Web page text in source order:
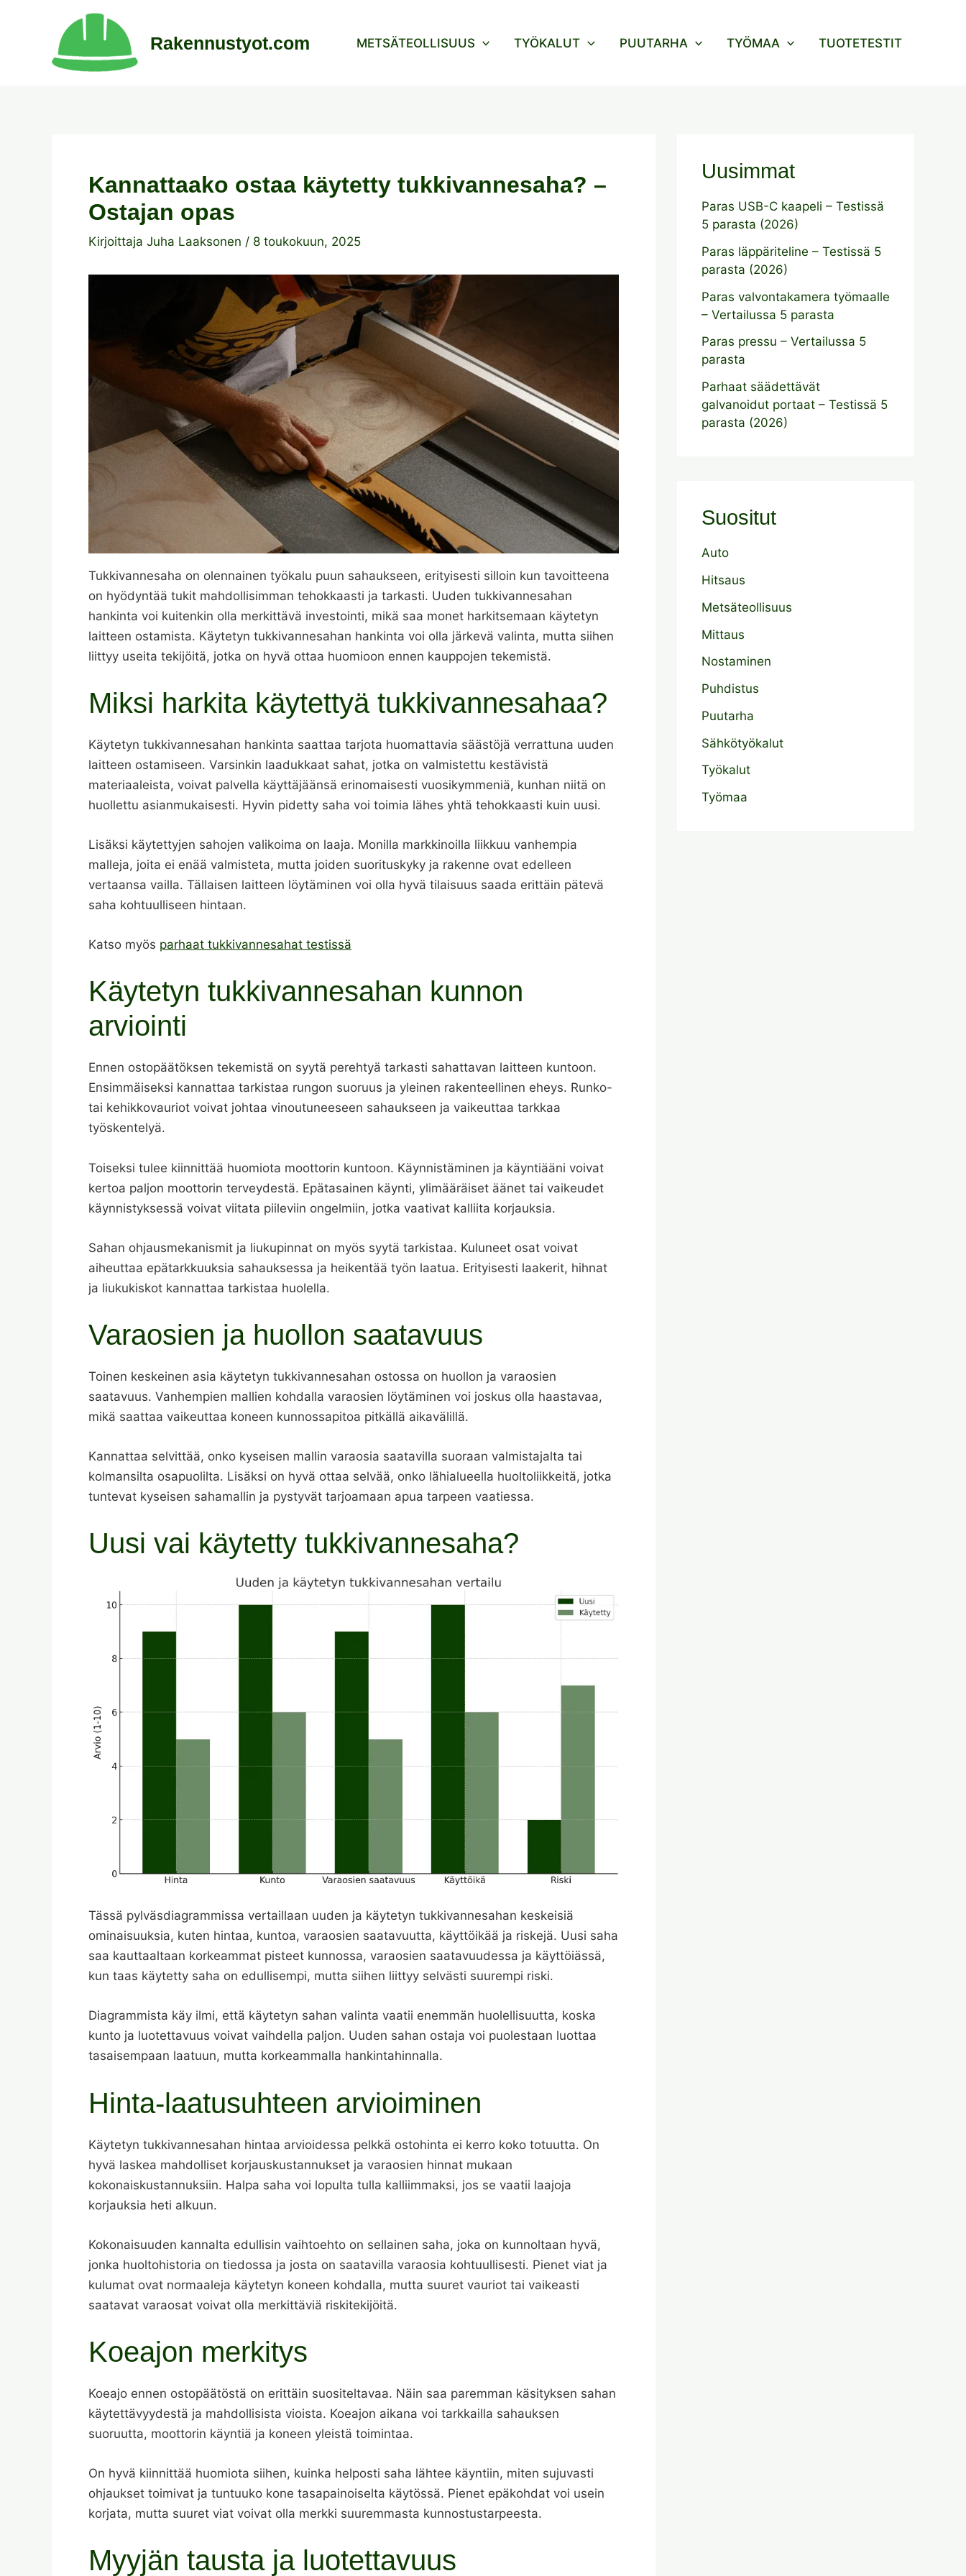
Rakennustyot.com METSÄTEOLLISUUS TYÖKALUT PUUTARHA TYÖMAA TUOTETESTIT
Kannattaako ostaa käytetty tukkivannesaha? –
Ostajan opas
Kirjoittaja Juha Laaksonen / 8 toukokuun, 2025
Tukkivannesaha on olennainen työkalu puun sahaukseen, erityisesti silloin kun tavoitteena
on hyödyntää tukit mahdollisimman tehokkaasti ja tarkasti. Uuden tukkivannesahan
hankinta voi kuitenkin olla merkittävä investointi, mikä saa monet harkitsemaan käytetyn
laitteen ostamista. Käytetyn tukkivannesahan hankinta voi olla järkevä valinta, mutta siihen
liittyy useita tekijöitä, jotka on hyvä ottaa huomioon ennen kauppojen tekemistä.
Miksi harkita käytettyä tukkivannesahaa?
Käytetyn tukkivannesahan hankinta saattaa tarjota huomattavia säästöjä verrattuna uuden
laitteen ostamiseen. Varsinkin laadukkaat sahat, jotka on valmistettu kestävistä
materiaaleista, voivat palvella käyttäjäänsä erinomaisesti vuosikymmeniä, kunhan niitä on
huollettu asianmukaisesti. Hyvin pidetty saha voi toimia lähes yhtä tehokkaasti kuin uusi.
Lisäksi käytettyjen sahojen valikoima on laaja. Monilla markkinoilla liikkuu vanhempia
malleja, joita ei enää valmisteta, mutta joiden suorituskyky ja rakenne ovat edelleen
vertaansa vailla. Tällaisen laitteen löytäminen voi olla hyvä tilaisuus saada erittäin pätevä
saha kohtuulliseen hintaan.
Katso myös parhaat tukkivannesahat testissä
Käytetyn tukkivannesahan kunnon
arviointi
Ennen ostopäätöksen tekemistä on syytä perehtyä tarkasti sahattavan laitteen kuntoon.
Ensimmäiseksi kannattaa tarkistaa rungon suoruus ja yleinen rakenteellinen eheys. Runko-
tai kehikkovauriot voivat johtaa vinoutuneeseen sahaukseen ja vaikeuttaa tarkkaa
työskentelyä.
Toiseksi tulee kiinnittää huomiota moottorin kuntoon. Käynnistäminen ja käyntiääni voivat
kertoa paljon moottorin terveydestä. Epätasainen käynti, ylimääräiset äänet tai vaikeudet
käynnistyksessä voivat viitata piileviin ongelmiin, jotka vaativat kalliita korjauksia.
Sahan ohjausmekanismit ja liukupinnat on myös syytä tarkistaa. Kuluneet osat voivat
aiheuttaa epätarkkuuksia sahauksessa ja heikentää työn laatua. Erityisesti laakerit, hihnat
ja liukukiskot kannattaa tarkistaa huolella.
Varaosien ja huollon saatavuus
Toinen keskeinen asia käytetyn tukkivannesahan ostossa on huollon ja varaosien
saatavuus. Vanhempien mallien kohdalla varaosien löytäminen voi joskus olla haastavaa,
mikä saattaa vaikeuttaa koneen kunnossapitoa pitkällä aikavälillä.
Kannattaa selvittää, onko kyseisen mallin varaosia saatavilla suoraan valmistajalta tai
kolmansilta osapuolilta. Lisäksi on hyvä ottaa selvää, onko lähialueella huoltoliikkeitä, jotka
tuntevat kyseisen sahamallin ja pystyvät tarjoamaan apua tarpeen vaatiessa.
Uusi vai käytetty tukkivannesaha?
Tässä pylväsdiagrammissa vertaillaan uuden ja käytetyn tukkivannesahan keskeisiä
ominaisuuksia, kuten hintaa, kuntoa, varaosien saatavuutta, käyttöikää ja riskejä. Uusi saha
saa kauttaaltaan korkeammat pisteet kunnossa, varaosien saatavuudessa ja käyttöiässä,
kun taas käytetty saha on edullisempi, mutta siihen liittyy selvästi suurempi riski.
Diagrammista käy ilmi, että käytetyn sahan valinta vaatii enemmän huolellisuutta, koska
kunto ja luotettavuus voivat vaihdella paljon. Uuden sahan ostaja voi puolestaan luottaa
tasaisempaan laatuun, mutta korkeammalla hankintahinnalla.
Hinta-laatusuhteen arvioiminen
Käytetyn tukkivannesahan hintaa arvioidessa pelkkä ostohinta ei kerro koko totuutta. On
hyvä laskea mahdolliset korjauskustannukset ja varaosien hinnat mukaan
kokonaiskustannuksiin. Halpa saha voi lopulta tulla kalliimmaksi, jos se vaatii laajoja
korjauksia heti alkuun.
Kokonaisuuden kannalta edullisin vaihtoehto on sellainen saha, joka on kunnoltaan hyvä,
jonka huoltohistoria on tiedossa ja josta on saatavilla varaosia kohtuullisesti. Pienet viat ja
kulumat ovat normaaleja käytetyn koneen kohdalla, mutta suuret vauriot tai vaikeasti
saatavat varaosat voivat olla merkittäviä riskitekijöitä.
Koeajon merkitys
Koeajo ennen ostopäätöstä on erittäin suositeltavaa. Näin saa paremman käsityksen sahan
käytettävyydestä ja mahdollisista vioista. Koeajon aikana voi tarkkailla sahauksen
suoruutta, moottorin käyntiä ja koneen yleistä toimintaa.
On hyvä kiinnittää huomiota siihen, kuinka helposti saha lähtee käyntiin, miten sujuvasti
ohjaukset toimivat ja tuntuuko kone tasapainoiselta käytössä. Pienet epäkohdat voi usein
korjata, mutta suuret viat voivat olla merkki suuremmasta kunnostustarpeesta.
Myyjän tausta ja luotettavuus
Uusimmat
Paras USB-C kaapeli – Testissä
5 parasta (2026)
Paras läppäriteline – Testissä 5
parasta (2026)
Paras valvontakamera työmaalle
– Vertailussa 5 parasta
Paras pressu – Vertailussa 5
parasta
Parhaat säädettävät
galvanoidut portaat – Testissä 5
parasta (2026)
Suositut
Auto
Hitsaus
Metsäteollisuus
Mittaus
Nostaminen
Puhdistus
Puutarha
Sähkötyökalut
Työkalut
Työmaa